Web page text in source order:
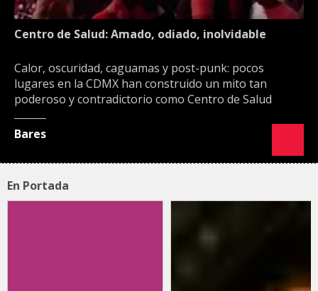
Centro de Salud: Amado, odiado, inolvidable
Calor, oscuridad, caguamas y post-punk: pocos
lugares en la CDMX han construido un mito tan
poderoso y contradictorio como Centro de Salud
Bares
En Portada